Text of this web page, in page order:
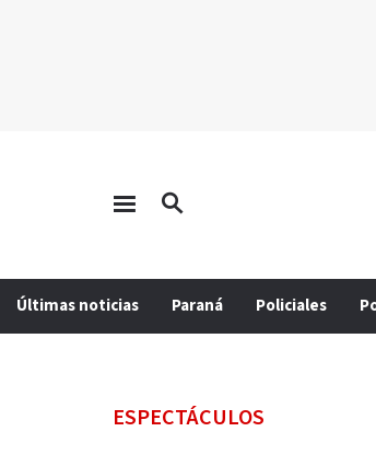
Últimas noticias Paraná Policiales
ESPECTÁCULOS